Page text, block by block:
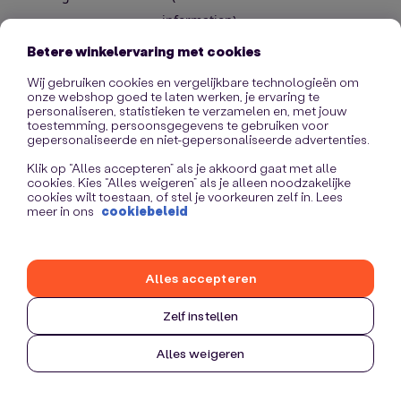
information).
Betere winkelervaring met cookies
Wij gebruiken cookies en vergelijkbare technologieën om
onze webshop goed te laten werken, je ervaring te
personaliseren, statistieken te verzamelen en, met jouw
toestemming, persoonsgegevens te gebruiken voor
gepersonaliseerde en niet-gepersonaliseerde advertenties.
Klik op “Alles accepteren” als je akkoord gaat met alle
cookies. Kies “Alles weigeren” als je alleen noodzakelijke
cookies wilt toestaan, of stel je voorkeuren zelf in. Lees
meer in ons cookiebeleid
Zelf instellen
Alles weigeren
Alles accepteren